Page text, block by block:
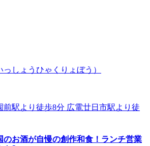
しょうひゃくりょぼう）
前駅より徒歩8分 広電廿日市駅より徒
のお酒が自慢の創作和食！ランチ営業